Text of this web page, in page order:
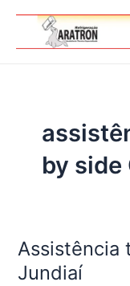
by
Assistência
Jundiaí